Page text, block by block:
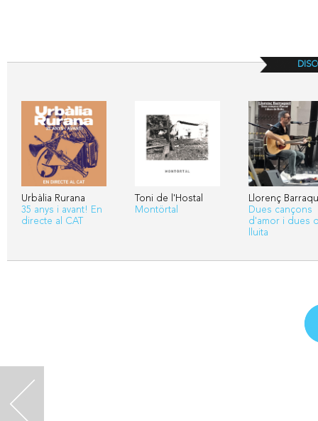
<
Urbàlia Rurana
35 anys i avant! En
directe al CAT
Toni de l'Hostal
Montörtal
Llorenç
Dues cançons
d'amor i dues
lluita